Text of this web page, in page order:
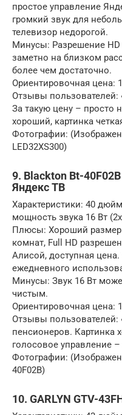
простое управление
громкий звук для
телевизор недорогой.
Минусы: Разрешение HD
заметно на близком
более чем достаточно.
Ориентировочная цена:
Отзывы пользователей:
За такую цену – просто
хороший, картинка
Фотографии:
LED32XS300)
9. Blackton Bt-
Яндекс ТВ
Характеристики: 40
мощность звука 16 Вт
Плюсы: Хороший размер
комнат, Full HD
Алисой, доступная
ежедневного
Минусы: Звук 16 Вт
чистым.
Ориентировочная цена:
Отзывы пользователей:
пенсионеров. Картинка
голосовое управление
Фотографии:
40F02B)
10. GARLYN GTV-